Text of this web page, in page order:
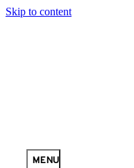
Skip to content
MENU